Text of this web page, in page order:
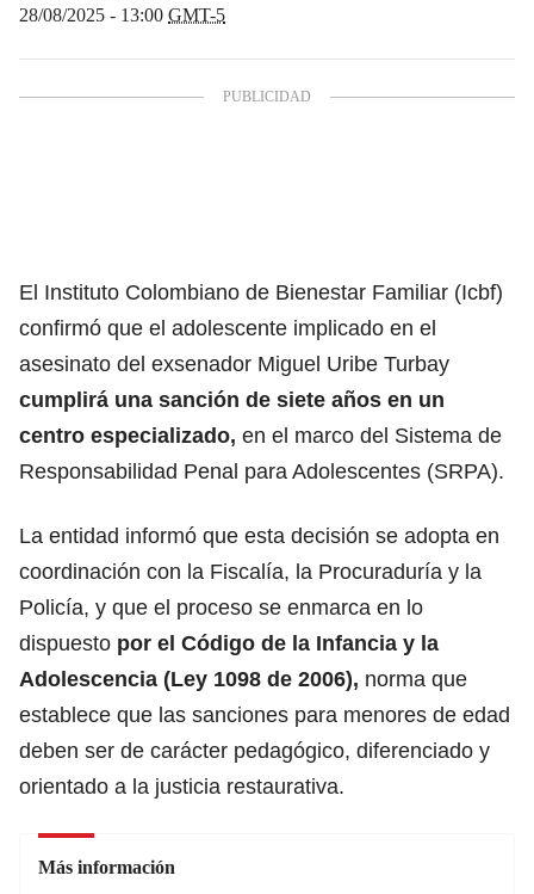
28/08/2025 - 13:00 GMT-5
El Instituto Colombiano de Bienestar Familiar (Icbf)
confirmó que el adolescente implicado en el
asesinato del exsenador Miguel Uribe Turbay
cumplirá una sanción de siete años en un
centro especializado, en el marco del Sistema de
Responsabilidad Penal para Adolescentes (SRPA).
La entidad informó que esta decisión se adopta en
coordinación con la Fiscalía, la Procuraduría y la
Policía, y que el proceso se enmarca en lo
dispuesto por el Código de la Infancia y la
Adolescencia (Ley 1098 de 2006), norma que
establece que las sanciones para menores de edad
deben ser de carácter pedagógico, diferenciado y
orientado a la justicia restaurativa.
Más información